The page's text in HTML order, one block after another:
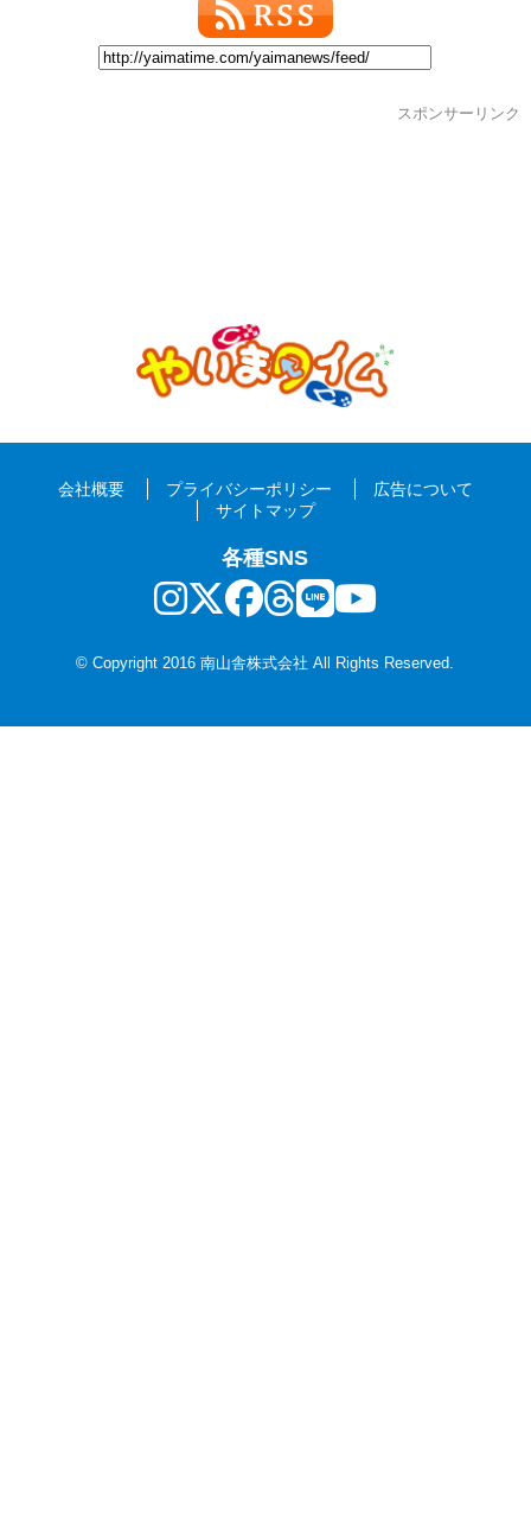
スポンサーリンク
会社概要 プライバシーポリシー
広告について
サイトマップ
各種SNS
© Copyright 2016 南山舎株式会社 All Rights Reserved.